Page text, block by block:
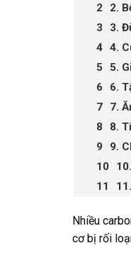
2.
3.
4.
5.
6.
7.
8.
9.
Nhiều
cơ bị rối